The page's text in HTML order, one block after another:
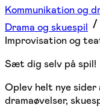
Kommunikation og
Drama og skuespil
Improvisation og
Sæt dig selv på spil!
Oplev helt nye
dramaøvelser,